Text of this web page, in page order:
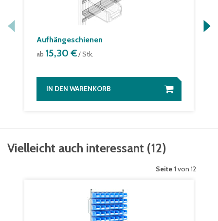
Aufhängeschienen
ab 15,30 €/ Stk.
IN DEN WARENKORB
Vielleicht auch interessant (12)
Seite 1 von 12